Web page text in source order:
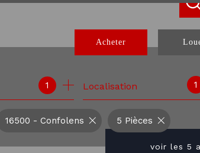
nos exclusivités
Acheter
à
de
1 1
Localisation
voir les 5
16500 - Confolens 5 Pièces